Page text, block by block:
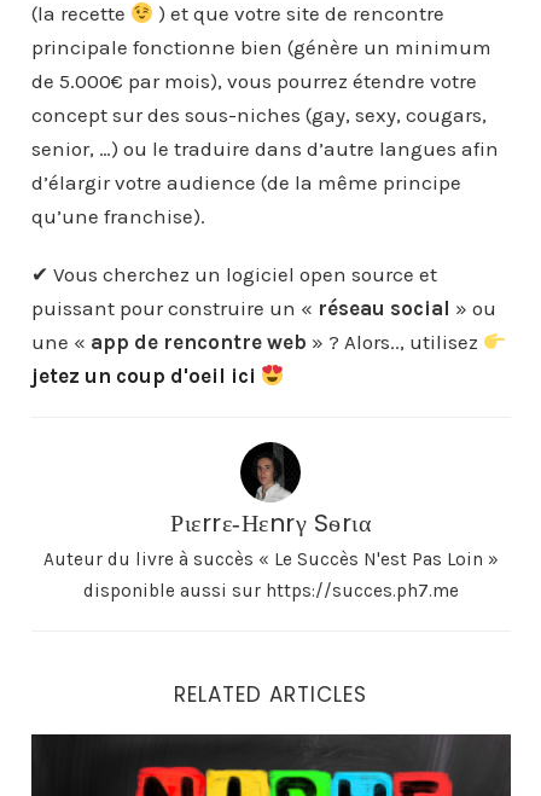
(la recette
) et que votre site de rencontre
principale fonctionne bien (génère un minimum
de 5.000€ par mois), vous pourrez étendre votre
concept sur des sous-niches (gay, sexy, cougars,
senior, …) ou le traduire dans d’autre langues afin
d’élargir votre audience (de la même principe
qu’une franchise).
✔ Vous cherchez un logiciel open source et
puissant pour construire un « réseau social » ou
une « app de rencontre web » ? Alors.., utilisez
jetez un coup d'oeil ici
Ριεrrε‐Ηεnrγ Sѳrια
Auteur du livre à succès « Le Succès N'est Pas Loin »
disponible aussi sur https://succes.ph7.me
RELATED ARTICLES
Quelle Niche & Concept pour mon site de rencontre…?